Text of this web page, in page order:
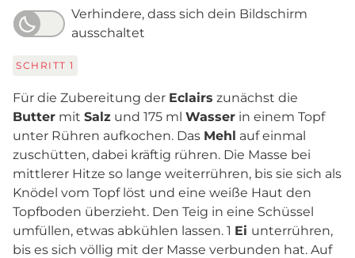
Verhindere, dass sich dein Bildschirm
ausschaltet
SCHRITT 1
Für die Zubereitung der Eclairs zunächst die
Butter mit Salz und 175 ml Wasser in einem Topf
unter Rühren aufkochen. Das Mehl auf einmal
zuschütten, dabei kräftig rühren. Die Masse bei
mittlerer Hitze so lange weiterrühren, bis sie sich als
Knödel vom Topf löst und eine weiße Haut den
Topfboden überzieht. Den Teig in eine Schüssel
umfüllen, etwas abkühlen lassen. 1 Ei unterrühren,
bis es sich völlig mit der Masse verbunden hat. Auf